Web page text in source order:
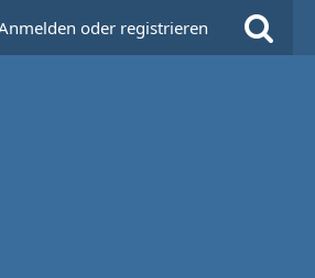
oder registrieren